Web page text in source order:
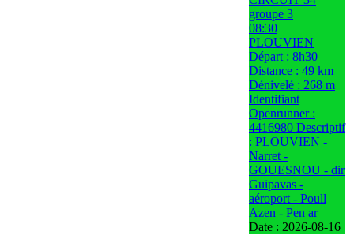
groupe 3
08:30
PLOUVIEN
Départ : 8h30
Distance : 49 km
Dénivelé : 268 m
Identifiant
Openrunner :
4416980 Descriptif
: PLOUVIEN -
Narret -
GOUESNOU - dir
Guipavas -
aéroport - Poull
Azen - Pen ar
Date : 2026-08-16